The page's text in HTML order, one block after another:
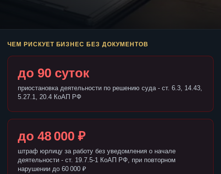
ЧЕМ РИСКУЕТ БИЗНЕС БЕЗ ДОКУМЕНТОВ
до 90 суток
приостановка деятельности по решению суда - ст. 6.3, 14.43,
5.27.1, 20.4 КоАП РФ
до 48 000 ₽
штраф юрлицу за работу без уведомления о начале
деятельности - ст. 19.7.5-1 КоАП РФ, при повторном
нарушении до 60 000 ₽